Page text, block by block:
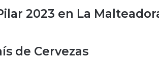
2023 en La
de Cervezas